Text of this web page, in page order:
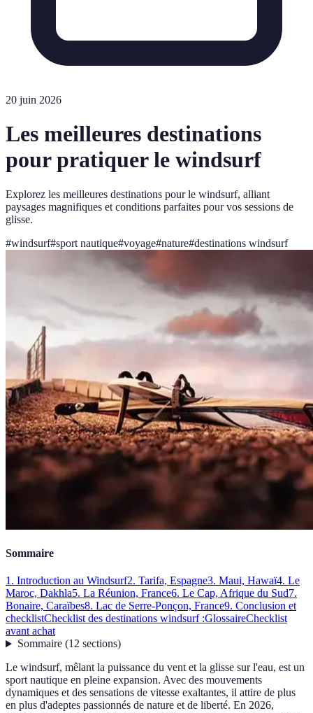
20 juin 2026
Les meilleures destinations
pour pratiquer le windsurf
Explorez les meilleures destinations pour le windsurf, alliant
paysages magnifiques et conditions parfaites pour vos sessions de
glisse.
#windsurf#sport nautique#voyage#nature#destinations windsurf
Sommaire
1. Introduction au Windsurf2. Tarifa, Espagne3. Maui, Hawaï4. Le
Maroc, Dakhla5. La Réunion, France6. Le Cap, Afrique du Sud7.
Bonaire, Caraïbes8. Lac de Serre-Ponçon, France9. Conclusion et
checklistChecklist des destinations windsurf :GlossaireChecklist
avant achat
Sommaire(12 sections)
Le windsurf, mêlant la puissance du vent et la glisse sur l'eau, est un
sport nautique en pleine expansion. Avec des mouvements
dynamiques et des sensations de vitesse exaltantes, il attire de plus
en plus d'adeptes passionnés de nature et de liberté. En 2026,